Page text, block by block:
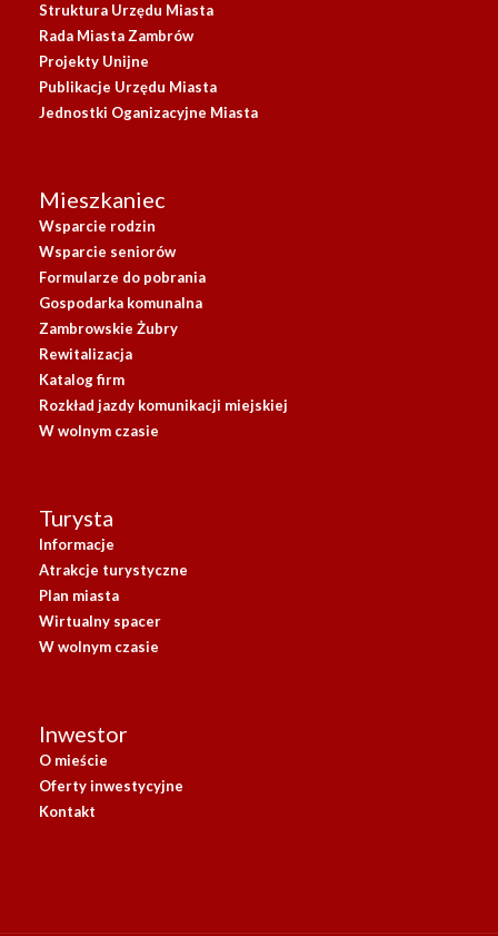
Struktura Urzędu Miasta
Rada Miasta Zambrów
Projekty Unijne
Publikacje Urzędu Miasta
Jednostki Oganizacyjne Miasta
Mieszkaniec
Wsparcie rodzin
Wsparcie seniorów
Formularze do pobrania
Gospodarka komunalna
Zambrowskie Żubry
Rewitalizacja
Katalog firm
Rozkład jazdy komunikacji miejskiej
W wolnym czasie
Turysta
Informacje
Atrakcje turystyczne
Plan miasta
Wirtualny spacer
W wolnym czasie
Inwestor
O mieście
Oferty inwestycyjne
Kontakt